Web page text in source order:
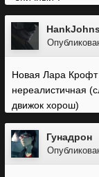
Новая Лара
нереалистичная
движок хорош)
Гунадрон